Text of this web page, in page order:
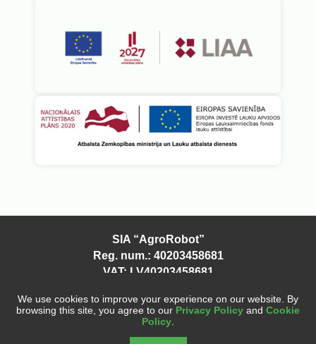
SIA “AgroRobot”
Reg. num.: 40203458681
VAT: LV40203458681
agrorobot@agrorobot.lv
© 2026 AgroRobot. All rights reserved.
We use cookies to improve your experience on our website. By
browsing this site, you agree to our Privacy Policy and Cookie
Policy